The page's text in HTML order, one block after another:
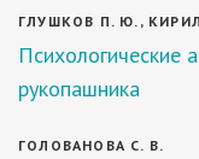
ГЛУШКОВ П. Ю.,
Психологические
рукопашника
ГОЛОВАНОВА С. В.